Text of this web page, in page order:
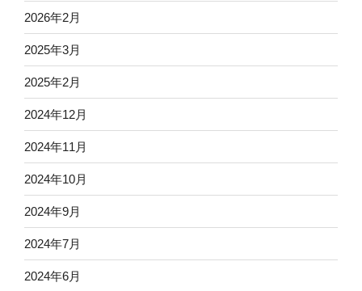
2026年2月
2025年3月
2025年2月
2024年12月
2024年11月
2024年10月
2024年9月
2024年7月
2024年6月